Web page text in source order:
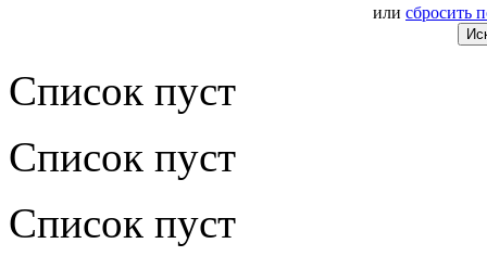
или сбросить
Список пуст
Список пуст
Список пуст